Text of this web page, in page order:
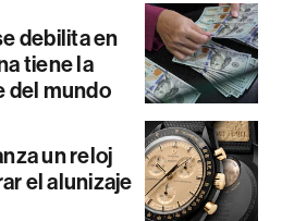
debilita en
tiene la
del mundo
un reloj
el alunizaje